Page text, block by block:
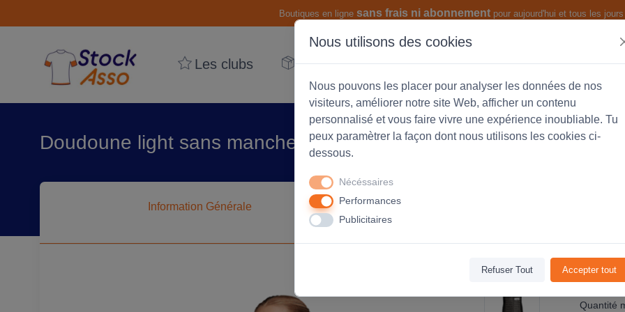
Boutiques en ligne sans frais ni abonnementpour aujourd'hui et tous les
Les clubs Les produits Les fonctionnalités
Doudoune light sans manches personnalisée pour Femme -
Information Générale
Code
Quantité
Nous utilisons des cookies
Nous pouvons les placer pour analyser les données de nos
visiteurs, améliorer notre site Web, afficher un contenu
personnalisé et vous faire vivre une expérience inoubliable. Tu
peux paramètrer la façon dont nous utilisons les cookies ci-
dessous.
Nécéssaires
Performances
Publicitaires
Refuser Tout Accepter tout